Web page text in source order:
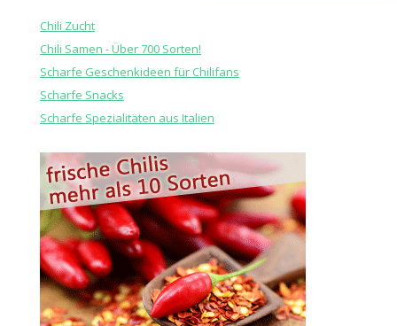
Chili Zucht
Chili Samen - Über 700 Sorten!
Scharfe Geschenkideen für Chilifans
Scharfe Snacks
Scharfe Spezialitäten aus Italien